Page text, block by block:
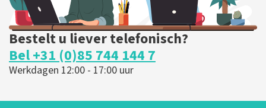
Bestelt u liever telefonisch?
Bel +31 (0)85 744 144 7
Werkdagen 12:00 - 17:00 uur